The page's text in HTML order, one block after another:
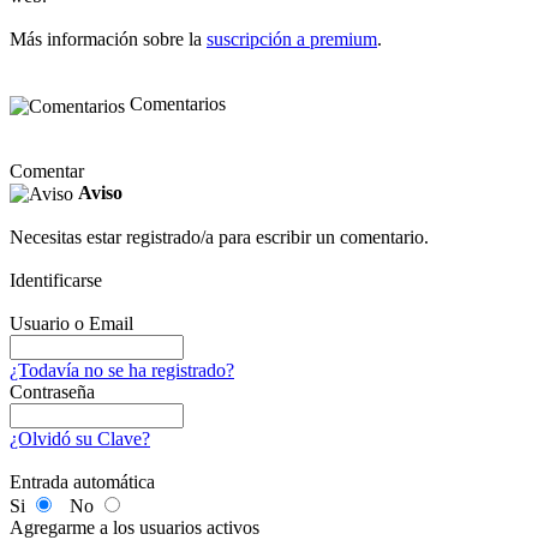
Más información sobre la suscripción a premium.
Comentarios
Comentar
Aviso
Necesitas estar registrado/a para escribir un comentario.
Identificarse
Usuario o Email
¿Todavía no se ha registrado?
Contraseña
¿Olvidó su Clave?
Entrada automática
Si
No
Agregarme a los usuarios activos